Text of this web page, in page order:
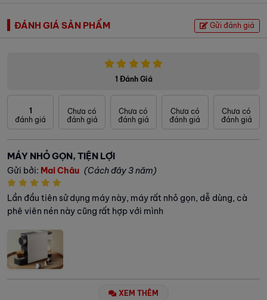
ĐÁNH GIÁ SẢN PHẨM Gửi đánh giá
1 Đánh Giá
1
đánh giá
Chưa có
đánh giá
Chưa có
đánh giá
Chưa có
đánh giá
Chưa có
đánh giá
MÁY NHỎ GỌN, TIỆN LỢI
Gửi bởi: Mai Châu (Cách đây 3 năm)
Lần đầu tiên sử dụng máy này, máy rất nhỏ gọn, dễ dùng, cà
phê viên nén này cũng rất hợp với mình
XEM THÊM